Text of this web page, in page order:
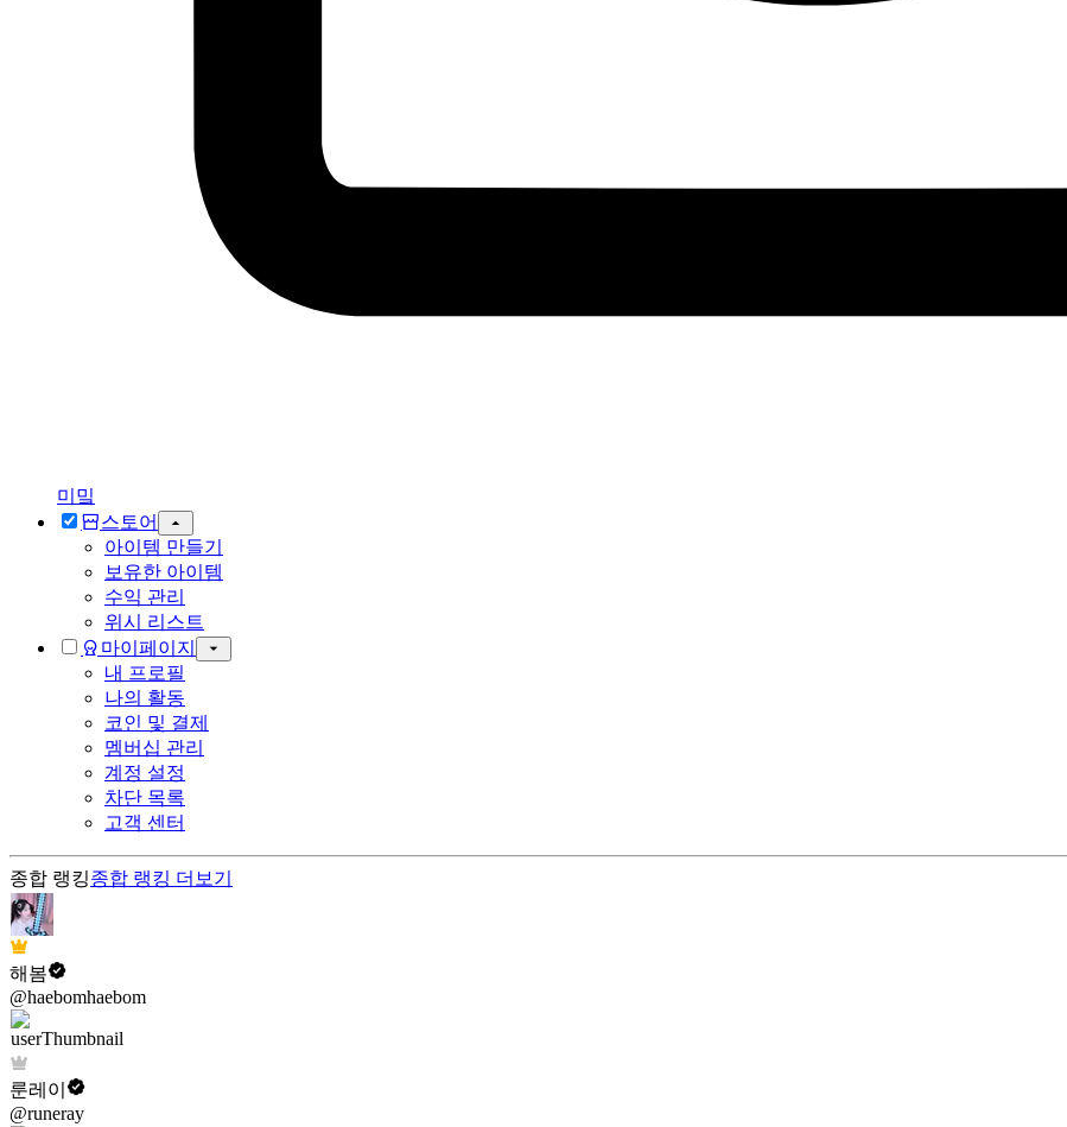
미밐
스토어
아이템 만들기
보유한 아이템
수익 관리
위시 리스트
마이페이지
내 프로필
나의 활동
코인 및 결제
멤버십 관리
계정 설정
차단 목록
고객 센터
종합 랭킹종합 랭킹 더보기
해봄
@haebomhaebom
룬레이
@runeray